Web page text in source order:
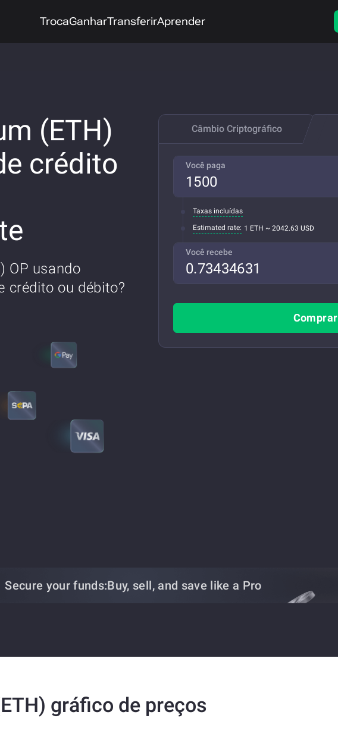
TrocaGanharTransferirAprender
(ETH)
crédito
OP usando
crédito ou débito?
Câmbio Criptográfico
Você paga
Taxas incluídas
Estimated rate: 1 ETH ~ 2042.63 USD
Você recebe
Comprar
Secure your funds:Buy, sell, and save like a Pro
gráfico de preços